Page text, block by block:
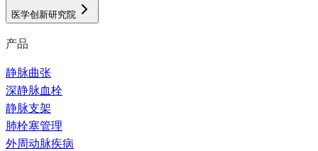
医学创新研究院
产品
静脉曲张
深静脉血栓
静脉支架
肺栓塞管理
外周动脉疾病